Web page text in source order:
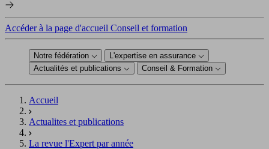
Accéder à la page d'accueil Conseil et formation
Notre fédération
L'expertise en assurance
Actualités et publications
Conseil & Formation
Accueil
Actualites et publications
La revue l'Expert par année